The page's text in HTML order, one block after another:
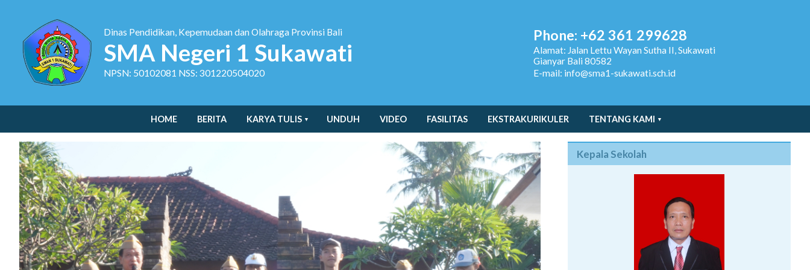
Dinas Pendidikan, Kepemudaan dan Olahraga Provinsi Bali
SMA Negeri 1 Sukawati
NPSN: 50102081 NSS: 301220504020
Phone: +62 361 299628
Alamat: Jalan Lettu Wayan Sutha II, Sukawati
Gianyar Bali 80582
E-mail: info@sma1-sukawati.sch.id
HOME BERITA KARYA TULIS UNDUH VIDEO FASILITAS EKSTRAKURIKULER TENTANG KAMI
Kepala Sekolah